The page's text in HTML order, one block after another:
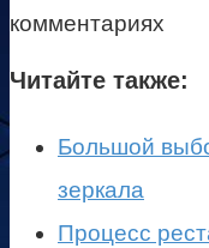
комментариях
Читайте также:
Большой
зеркала
Процесс